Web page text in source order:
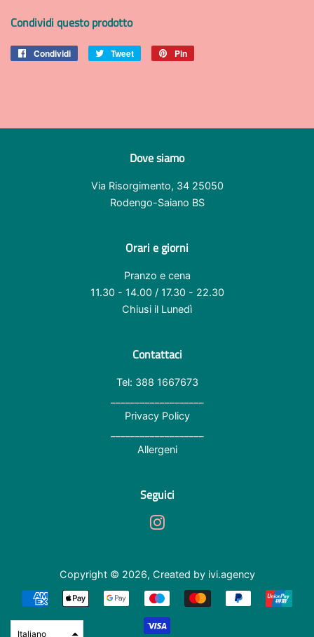
Condividi questo prodotto
Condividi
CondividiTweet
Twitta
Pin
Dove siamo
Via Risorgimento, 34 25050
Rodengo-Saiano BS
Orari e giorni
Pranzo e cena
11.30 - 14.00 / 17.30 - 22.30
Chiusi il Lunedì
Contattaci
Tel: 388 1667673
Privacy Policy
Allergeni
Seguici
Copyright © 2026, Created by ivi.agency
Modalità
di
Italiano